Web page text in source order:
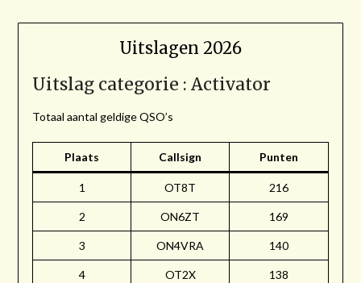
Uitslagen 2026
Uitslag categorie : Activator
Totaal aantal geldige QSO’s
Plaats Callsign Punten
1 OT8T 216
2 ON6ZT 169
3 ON4VRA 140
4 OT2X 138